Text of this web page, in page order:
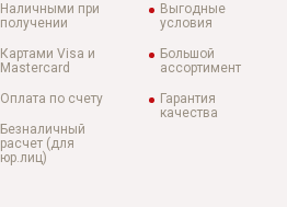
Наличными при
получении
Картами Visa и
Mastercard
Оплата по счету
Безналичный
расчет (для
юр.лиц)
Выгодные
условия
Большой
ассортимент
Гарантия
качества